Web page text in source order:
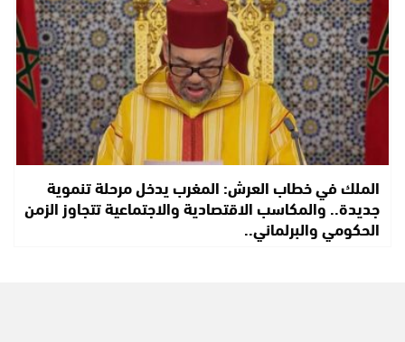
الملك في خطاب العرش: المغرب يدخل مرحلة تنموية
جديدة.. والمكاسب الاقتصادية والاجتماعية تتجاوز الزمن
الحكومي والبرلماني..